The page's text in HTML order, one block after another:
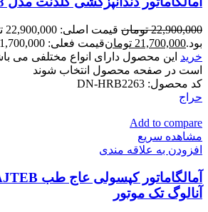
22,900,000 تومان
بود.21,700,000 تومانقیمت فعلی: 21,700,000 تومان.
خرید این محصول دارای انواع مختلفی می
است در صفحه محصول انتخاب شوند
کد محصول: DN-HRB2263
حراج
Add to compare
مشاهده سریع
افزودن به علاقه مندی
آنالوگ تک موتور